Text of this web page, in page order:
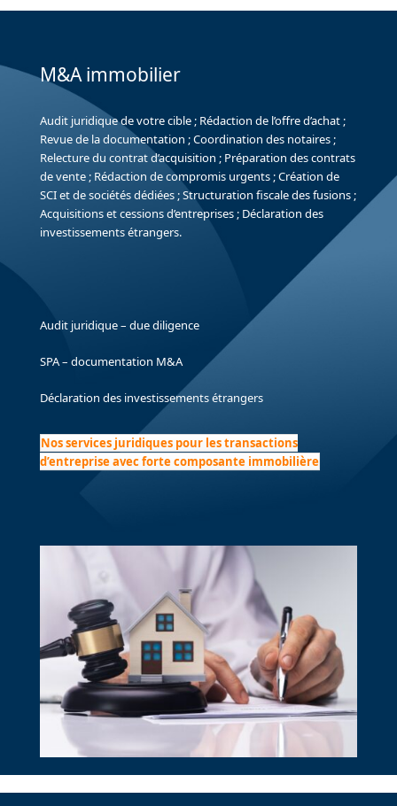
M&A immobilier
Audit juridique de votre cible ; Rédaction de l’offre d’achat ;
Revue de la documentation ; Coordination des notaires ;
Relecture du contrat d’acquisition ; Préparation des contrats
de vente ; Rédaction de compromis urgents ; Création de
SCI et de sociétés dédiées ; Structuration fiscale des fusions ;
Acquisitions et cessions d’entreprises ; Déclaration des
investissements étrangers.
Audit juridique – due diligence
SPA – documentation M&A
Déclaration des investissements étrangers
Nos services juridiques pour les transactions
d’entreprise avec forte composante immobilière